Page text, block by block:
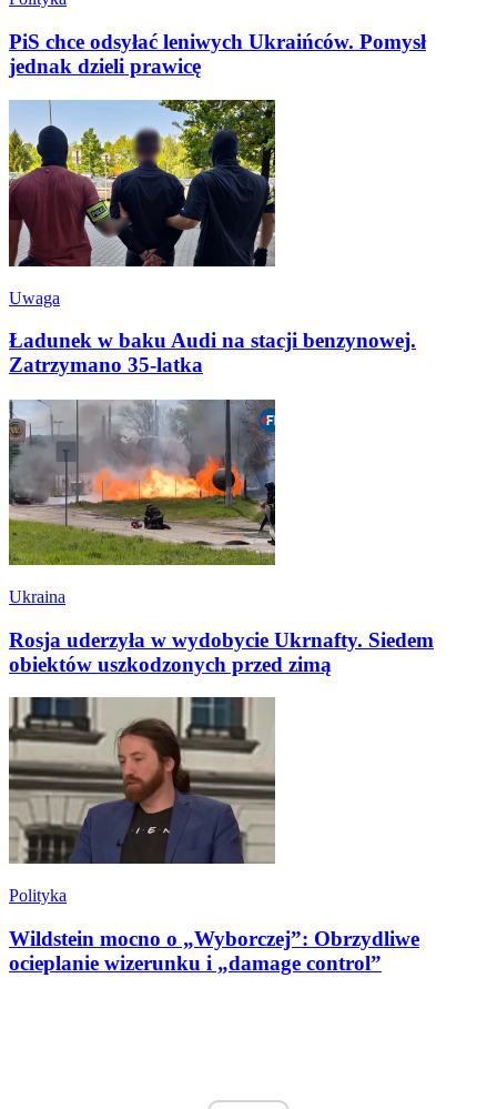
PiS chce odsyłać leniwych Ukraińców. Pomysł
jednak dzieli prawicę
Uwaga
Ładunek w baku Audi na stacji benzynowej.
Zatrzymano 35-latka
Ukraina
Rosja uderzyła w wydobycie Ukrnafty. Siedem
obiektów uszkodzonych przed zimą
Polityka
Wildstein mocno o „Wyborczej”: Obrzydliwe
ocieplanie wizerunku i „damage control”